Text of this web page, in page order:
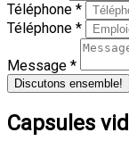
Téléphone *
Téléphone *
Message *
Discutons ensemble!
Capsules